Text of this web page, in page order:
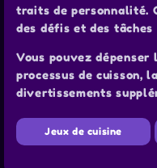
traits de personnalité.
des défis et des tâches
Vous pouvez
processus de cuisson,
divertissements
Jeux de cuisine